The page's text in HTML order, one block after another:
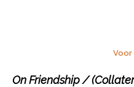
Voor
On Friendship /